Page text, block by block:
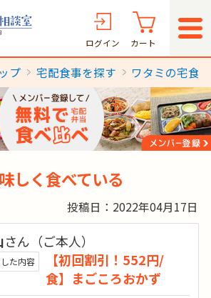
ログイン カート
プ 宅配食事を探す ワタミの宅食
しく食べている
投稿日：2022年04月17日
さん（ご本人）
た内容
【初回割引！552円/
食】まごころおかず